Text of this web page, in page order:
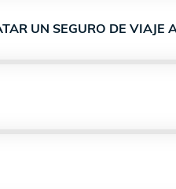
UN SEGURO DE VIAJE